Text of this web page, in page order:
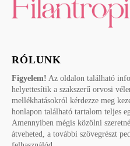
RÓLUNK
Figyelem! Az oldalon található
helyettesítik a szakszerű orvosi
mellékhatásokról kérdezze meg
honlapon található tartalom teljes
Amennyiben mégis közölni
átveheted, a további szövegrészt